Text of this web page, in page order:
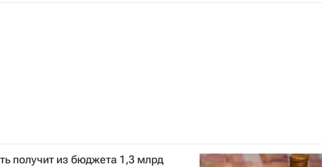
получит из бюджета 1,3 млрд